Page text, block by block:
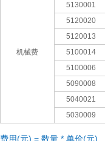
机械费
5130001
5120020
5120013
5100014
5100006
5090008
5040021
5030009
费用(元) = 数量 * 单价(元)